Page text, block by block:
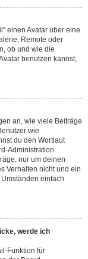
einen Avatar über eine
Remote oder
ob und wie die
benutzen kannst,
an, wie viele Beiträge
wie
du den Wortlaut
Administration
nur um deinen
Verhalten nicht und ein
einfach
werde ich
Funktion für